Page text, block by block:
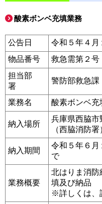
酸素ボンベ充填業務
公告日
令和５年４月
物品番号
救急需第２号
担当部
署
警防部救急課
業務名 酸素ボンベ充
納入場所
兵庫県西脇市
（西脇消防
納入期間
令和５年６月
で
業務概要
北はりま消防
填及び納品
※詳しくは、